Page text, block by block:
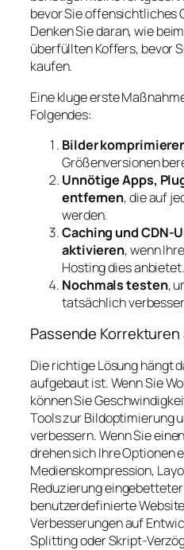
bevor Sie offensichtliches
Denken Sie daran, wie
überfüllten Koffers, bevor
kaufen.
Eine kluge erste
Folgendes:
Bilder
Größenversionen
Unnötige Apps,
entfernen, die auf
werden.
Caching und CDN-
aktivieren, wenn
Hosting dies anbietet.
Nochmals testen,
tatsächlich
Passende
Die richtige Lösung hängt
aufgebaut ist. Wenn Sie
können Sie
Tools zur Bildoptimierung
verbessern. Wenn Sie
drehen sich Ihre Optionen
Medienskompression,
Reduzierung
benutzerdefinierte
Verbesserungen auf
Splitting oder Skript-